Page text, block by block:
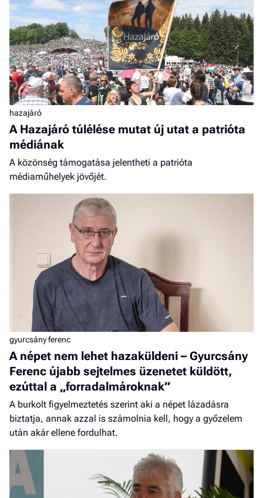
hazajáró
A Hazajáró túlélése mutat új utat a patrióta
médiának
A közönség támogatása jelentheti a patrióta
médiaműhelyek jövőjét.
gyurcsány ferenc
A népet nem lehet hazaküldeni – Gyurcsány
Ferenc újabb sejtelmes üzenetet küldött,
ezúttal a „forradalmároknak”
A burkolt figyelmeztetés szerint aki a népet lázadásra
biztatja, annak azzal is számolnia kell, hogy a győzelem
után akár ellene fordulhat.